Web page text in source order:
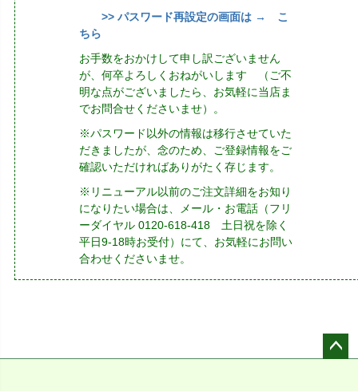
>> パスワード再設定の画面は → こ
ちら
お手数をおかけして申し訳ございません
が、何卒よろしくおねがいします （ご不
明な点がございましたら、お気軽に当店ま
でお問合せくださいませ）。
※パスワード以外の情報は移行させていた
だきましたが、念のため、ご登録情報をご
確認いただければありがたく存じます。
※リニューアル以前のご注文詳細をお知り
になりたい場合は、メール・お電話（フリ
ーダイヤル 0120-618-418 土日祝を除く
平日9-18時お受付）にて、お気軽にお問い
合わせくださいませ。